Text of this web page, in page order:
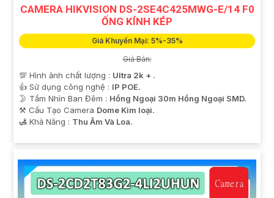
CAMERA HIKVISION DS-2SE4C425MWG-E/14 F0
ỐNG KÍNH KÉP
Giá Khuyến Mại: 5%-35%
Giá Bán:
💯 Hình ảnh chất lượng : Ultra 2k + .
👍 Sử dụng công nghệ : IP POE.
🌛 Tầm Nhìn Ban Đêm : Hồng Ngoại 30m Hồng Ngoại SMD.
⚒ Cấu Tạo Camera Dome Kim loại.
️🛃 Khả Năng : Thu Âm Và Loa.